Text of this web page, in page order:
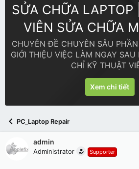
t
SỬA CHỮA LAPTOP
VIÊN SỬA CHỮA
CHUYÊN ĐỀ CHUYÊN SÂU
GIỚI THIỆU VIỆC LÀM NGAY
CHỈ KỸ THUẬT
Xem chi tiết
PC_Laptop Repair
admin
Administrator Supporter